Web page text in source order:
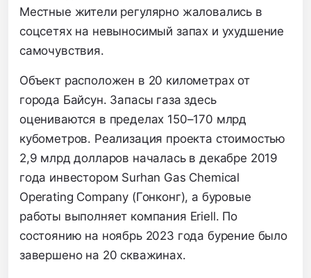
Местные жители регулярно жаловались в
соцсетях на невыносимый запах и ухудшение
самочувствия.
Объект расположен в 20 километрах от
города Байсун. Запасы газа здесь
оцениваются в пределах 150–170 млрд
кубометров. Реализация проекта стоимостью
2,9 млрд долларов началась в декабре 2019
года инвестором Surhan Gas Chemical
Operating Company (Гонконг), а буровые
работы выполняет компания Eriell. По
состоянию на ноябрь 2023 года бурение было
завершено на 20 скважинах.